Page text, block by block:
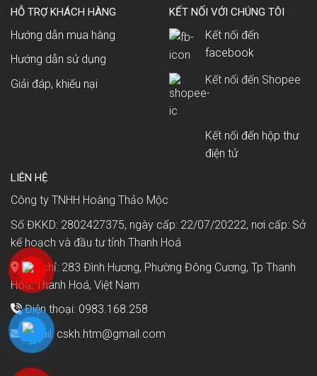
HỖ TRỢ KHÁCH HÀNG
Hướng dẫn mua hàng
Hướng dẫn sử dụng
Giải đáp, khiếu nại
KẾT NỐI VỚI CHÚNG TÔI
Kết nối đến
facebook
Kết nối đến Shopee
Kết nối đến hộp thư
điện tử
LIÊN HỆ
Công ty TNHH Hoàng Thảo Mộc
Số ĐKKD: 2802427375, ngày cấp: 22/07/20222, nơi cấp: Sở
kế hoạch và đầu tư tỉnh Thanh Hoá
Địa chỉ: 283 Đình Hương, Phường Đông Cương, Tp Thanh
Hóa, Thanh Hoá, Việt Nam
Điện thoại: 0983.168.258
Email: cskh.htm@gmail.com